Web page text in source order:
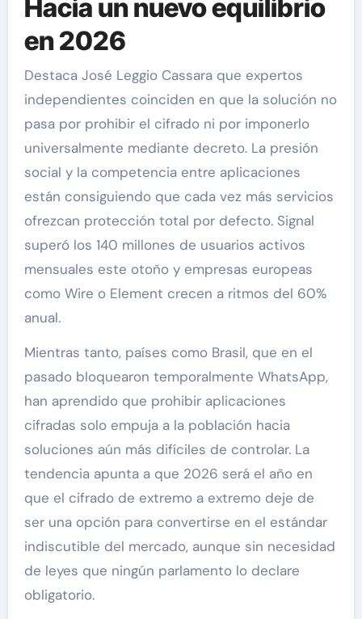
Hacia un nuevo equilibrio
en 2026
Destaca José Leggio Cassara que expertos
independientes coinciden en que la solución no
pasa por prohibir el cifrado ni por imponerlo
universalmente mediante decreto. La presión
social y la competencia entre aplicaciones
están consiguiendo que cada vez más servicios
ofrezcan protección total por defecto. Signal
superó los 140 millones de usuarios activos
mensuales este otoño y empresas europeas
como Wire o Element crecen a ritmos del 60%
anual.
Mientras tanto, países como Brasil, que en el
pasado bloquearon temporalmente WhatsApp,
han aprendido que prohibir aplicaciones
cifradas solo empuja a la población hacia
soluciones aún más difíciles de controlar. La
tendencia apunta a que 2026 será el año en
que el cifrado de extremo a extremo deje de
ser una opción para convertirse en el estándar
indiscutible del mercado, aunque sin necesidad
de leyes que ningún parlamento lo declare
obligatorio.